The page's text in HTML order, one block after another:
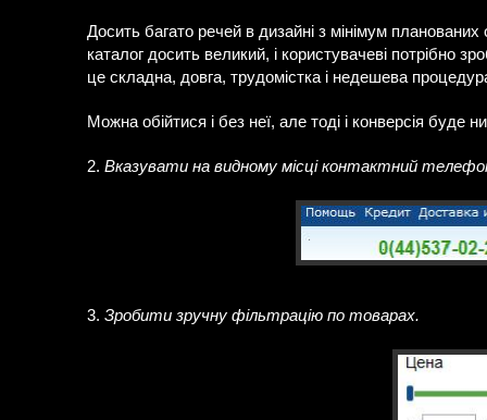
Досить багато речей в дизайні з мінімум
каталог досить великий, і користувачеві потрібно
це складна, довга, трудомістка і недешева
Можна обійтися і без неї, але тоді і конверсія буде
2. Вказувати на видному місці контактний
3. Зробити зручну фільтрацію по товарах.